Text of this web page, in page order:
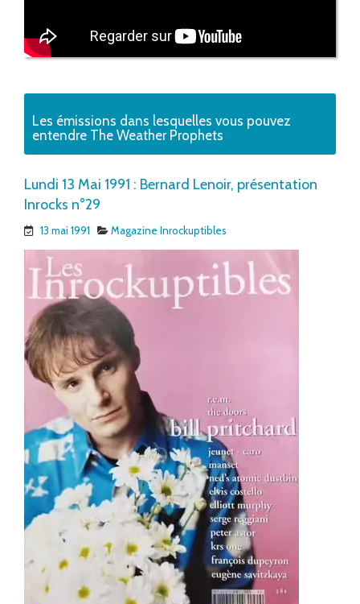
Les émissions dans lesquelles vous pouvez
entendre The Weather Prophets
Lundi 13 Mai 1991 : Bernard Lenoir, présentation
Inrocks n°29
13 mai 1991 Magazine Inrockuptibles